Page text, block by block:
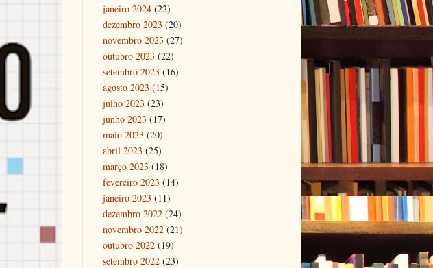
janeiro 2024 (22)
dezembro 2023 (20)
novembro 2023 (27)
outubro 2023 (22)
setembro 2023 (16)
agosto 2023 (15)
julho 2023 (23)
junho 2023 (17)
maio 2023 (20)
abril 2023 (25)
março 2023 (18)
fevereiro 2023 (14)
janeiro 2023 (11)
dezembro 2022 (24)
novembro 2022 (21)
outubro 2022 (19)
setembro 2022 (23)